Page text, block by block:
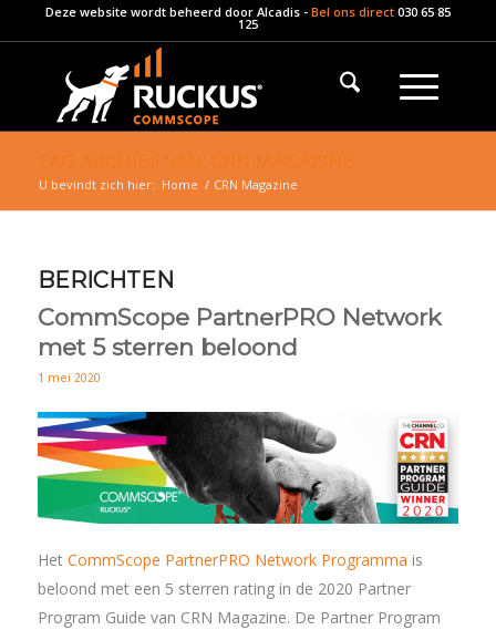
Deze website wordt beheerd door Alcadis- Bel ons direct 030 65 85
125
U bevindt zich hier: Home / CRN Magazine
BERICHTEN
CommScope PartnerPRO Network
met 5 sterren beloond
1 mei 2020
Het CommScope PartnerPRO Network Programma is
beloond met een 5 sterren rating in de 2020 Partner
Program Guide van CRN Magazine. De Partner Program